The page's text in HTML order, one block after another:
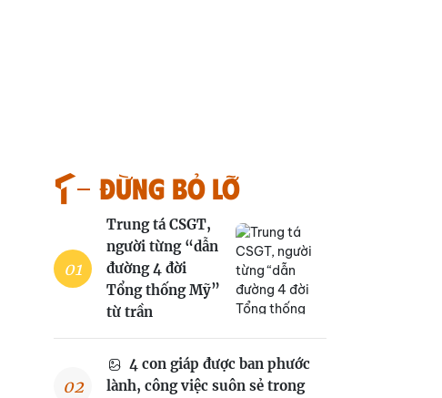
Đừng bỏ lỡ
Trung tá CSGT,
người từng “dẫn
đường 4 đời
Tổng thống Mỹ”
từ trần
4 con giáp được ban phước
lành, công việc suôn sẻ trong